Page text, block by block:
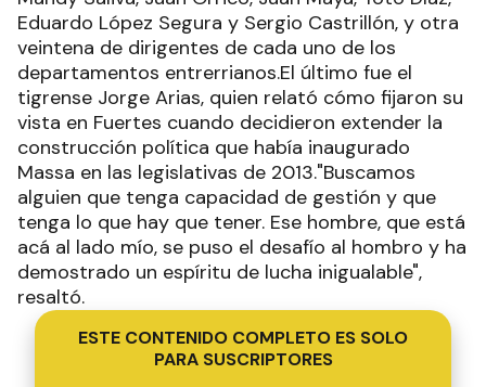
Eduardo López Segura y Sergio Castrillón, y otra
veintena de dirigentes de cada uno de los
departamentos entrerrianos.El último fue el
tigrense Jorge Arias, quien relató cómo fijaron su
vista en Fuertes cuando decidieron extender la
construcción política que había inaugurado
Massa en las legislativas de 2013."Buscamos
alguien que tenga capacidad de gestión y que
tenga lo que hay que tener. Ese hombre, que está
acá al lado mío, se puso el desafío al hombro y ha
demostrado un espíritu de lucha inigualable",
resaltó.
ESTE CONTENIDO COMPLETO ES SOLO
PARA SUSCRIPTORES